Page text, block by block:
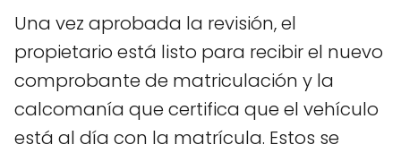
Una vez aprobada la revisión, el
propietario está listo para recibir el nuevo
comprobante de matriculación y la
calcomanía que certifica que el vehículo
está al día con la matrícula. Estos se